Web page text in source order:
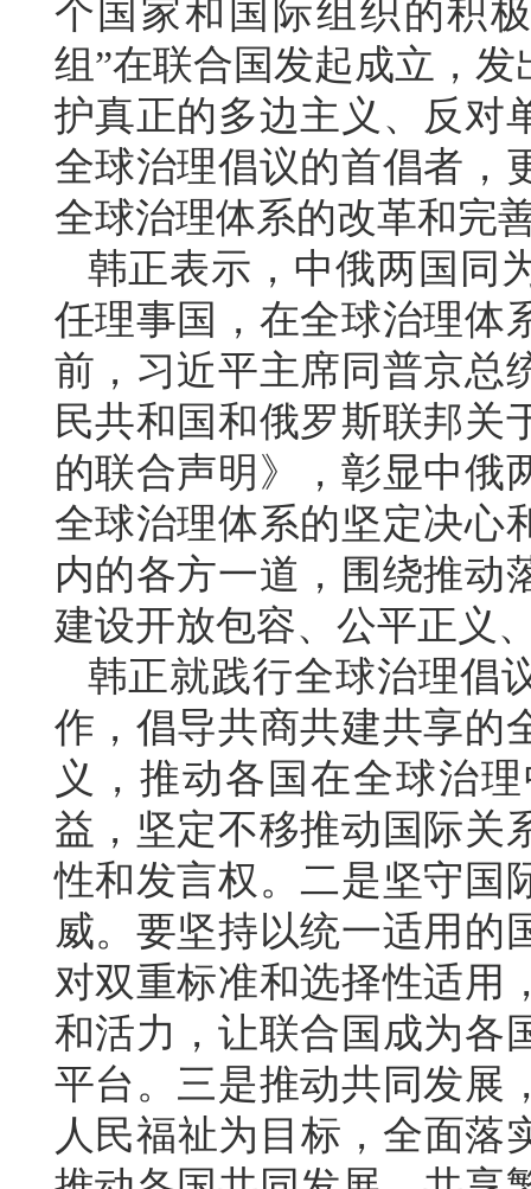
个国家和国际组织的积
组”在联合国发起成立，
护真正的多边主义、反对
全球治理倡议的首倡者，
全球治理体系的改革和完
韩正表示，中俄两国同
任理事国，在全球治理体
前，习近平主席同普京总
民共和国和俄罗斯联邦关
的联合声明》，彰显中俄
全球治理体系的坚定决心
内的各方一道，围绕推动
建设开放包容、公平正义
韩正就践行全球治理倡
作，倡导共商共建共享的
义，推动各国在全球治
益，坚定不移推动国际关
性和发言权。二是坚守国
威。要坚持以统一适用的
对双重标准和选择性适用
和活力，让联合国成为各
平台。三是推动共同发展
人民福祉为目标，全面落